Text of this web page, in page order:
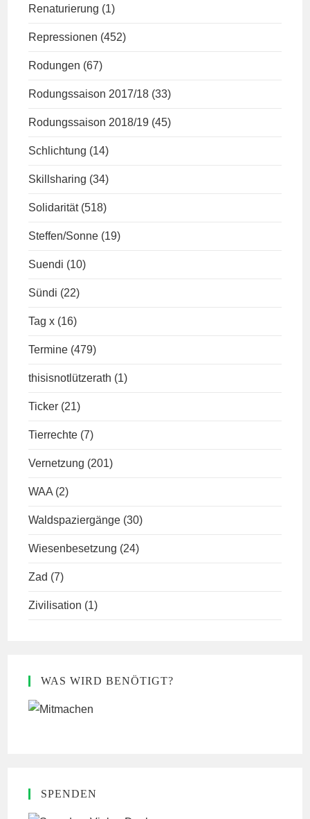
Renaturierung (1)
Repressionen (452)
Rodungen (67)
Rodungssaison 2017/18 (33)
Rodungssaison 2018/19 (45)
Schlichtung (14)
Skillsharing (34)
Solidarität (518)
Steffen/Sonne (19)
Suendi (10)
Sündi (22)
Tag x (16)
Termine (479)
thisisnotlützerath (1)
Ticker (21)
Tierrechte (7)
Vernetzung (201)
WAA (2)
Waldspaziergänge (30)
Wiesenbesetzung (24)
Zad (7)
Zivilisation (1)
WAS WIRD BENÖTIGT?
SPENDEN